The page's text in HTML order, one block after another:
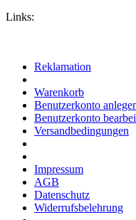
Links:
Reklamation
Warenkorb
Benutzerkonto
Benutzerkonto
Versandbedingungen
Impressum
AGB
Datenschutz
Widerrufsbelehrung